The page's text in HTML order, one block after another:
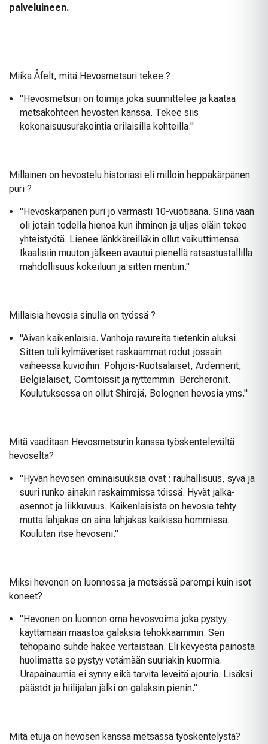
palveluineen.
Miika Åfelt, mitä Hevosmetsuri tekee ?
"Hevosmetsuri on toimija joka suunnittelee ja kaataa
metsäkohteen hevosten kanssa. Tekee siis
kokonaisuusurakointia erilaisilla kohteilla."
Millainen on hevostelu historiasi eli milloin heppakärpänen
puri ?
"Hevoskärpänen puri jo varmasti 10-vuotiaana. Siinä vaan
oli jotain todella hienoa kun ihminen ja uljas eläin tekee
yhteistyötä. Lienee länkkäreilläkin ollut vaikuttimensa.
Ikaalisiin muuton jälkeen avautui pienellä ratsastustallilla
mahdollisuus kokeiluun ja sitten mentiin."
Millaisia hevosia sinulla on työssä ?
"Aivan kaikenlaisia. Vanhoja ravureita tietenkin aluksi.
Sitten tuli kylmäveriset raskaammat rodut jossain
vaiheessa kuvioihin. Pohjois-Ruotsalaiset, Ardennerit,
Belgialaiset, Comtoissit ja nyttemmin Bercheronit.
Koulutuksessa on ollut Shirejä, Bolognen hevosia yms."
Mitä vaaditaan Hevosmetsurin kanssa työskentelevältä
hevoselta?
"Hyvän hevosen ominaisuuksia ovat : rauhallisuus, syvä ja
suuri runko ainakin raskaimmissa töissä. Hyvät jalka-
asennot ja liikkuvuus. Kaikenlaisista on hevosia tehty
mutta lahjakas on aina lahjakas kaikissa hommissa.
Koulutan itse hevoseni."
Miksi hevonen on luonnossa ja metsässä parempi kuin isot
koneet?
"Hevonen on luonnon oma hevosvoima joka pystyy
käyttämään maastoa galaksia tehokkaammin. Sen
tehopaino suhde hakee vertaistaan. Eli kevyestä painosta
huolimatta se pystyy vetämään suuriakin kuormia.
Urapainaumia ei synny eikä tarvita leveitä ajouria. Lisäksi
päästöt ja hiilijalan jälki on galaksin pienin."
Mitä etuja on hevosen kanssa metsässä työskentelystä?